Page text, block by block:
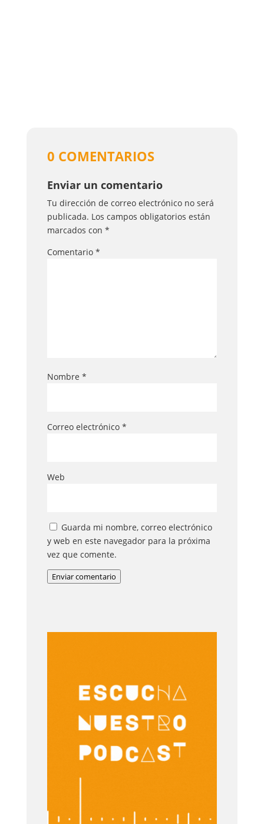
0 COMENTARIOS
Enviar un comentario
Tu dirección de correo electrónico no será
publicada. Los campos obligatorios están
marcados con *
Comentario *
Nombre *
Correo electrónico *
Web
Guarda mi nombre, correo electrónico
y web en este navegador para la próxima
vez que comente.
Enviar comentario